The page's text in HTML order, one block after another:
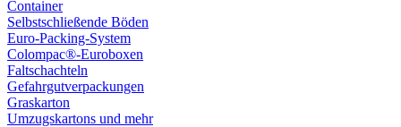
Container
Selbstschließende Böden
Euro-Packing-System
Colompac®-Euroboxen
Faltschachteln
Gefahrgutverpackungen
Graskarton
Umzugskartons und mehr